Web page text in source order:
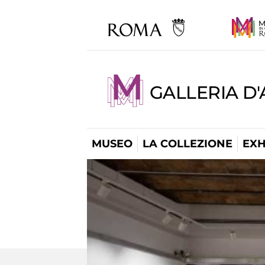
GALLERIA
MUSEO LA COLLEZIONE